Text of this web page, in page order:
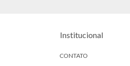
Institucional
CONTATO